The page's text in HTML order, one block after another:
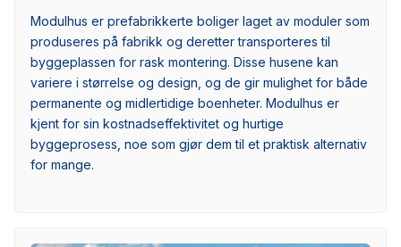
Modulhus er prefabrikkerte boliger laget av moduler som
produseres på fabrikk og deretter transporteres til
byggeplassen for rask montering. Disse husene kan
variere i størrelse og design, og de gir mulighet for både
permanente og midlertidige boenheter. Modulhus er
kjent for sin kostnadseffektivitet og hurtige
byggeprosess, noe som gjør dem til et praktisk alternativ
for mange.